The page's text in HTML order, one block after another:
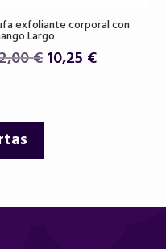
exfoliante corporal con
Largo
€El
10,25 €El